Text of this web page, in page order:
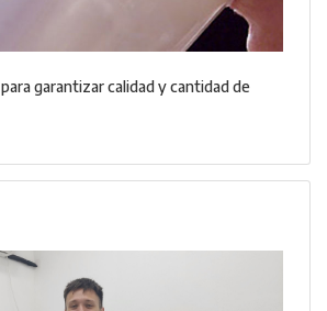
garantizar calidad y cantidad de